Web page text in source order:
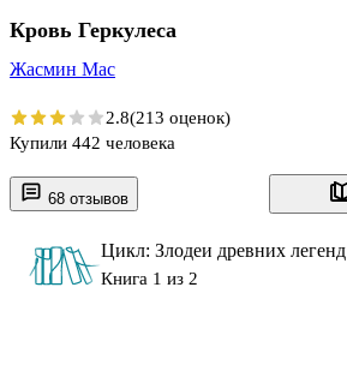
68 отзывов
Цикл: Злодеи древних легенд
Книга 1 из 2
Кровь Геркулеса
Жасмин Мас
2.8(213 оценок)
Купили 442 человека